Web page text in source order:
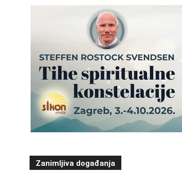
Zanimljiva događanja